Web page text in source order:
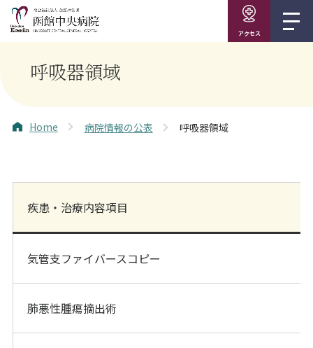
アクセス
呼吸器領域
Home 病院情報の公表 呼吸器領域
疾患・治療内容項目
気管支ファイバースコピー
肺悪性腫瘍摘出術